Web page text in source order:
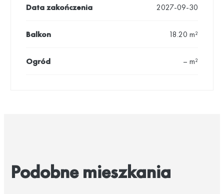
Data zakończenia 2027-09-30
Balkon 18.20 m²
Ogród – m²
Podobne mieszkania